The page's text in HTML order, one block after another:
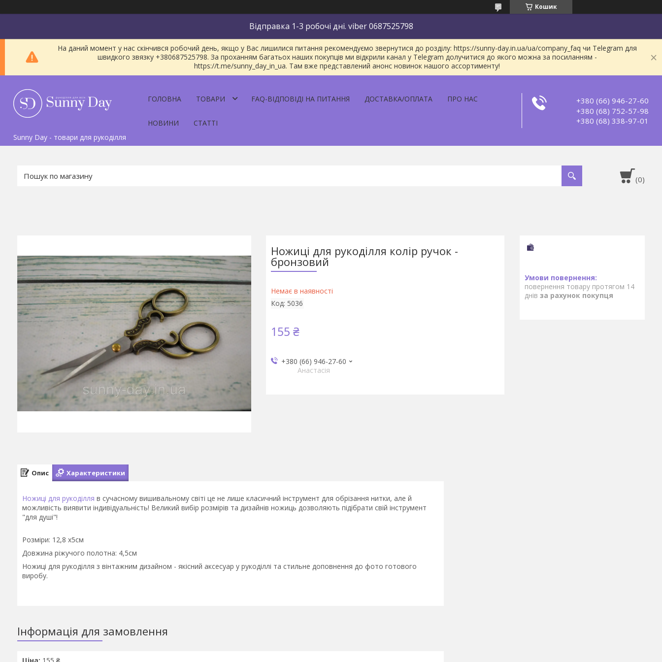
Кошик
Відправка 1-3 робочі дні. viber 0687525798
На даний момент у нас скінчився робочий день, якщо у Вас лишилися питання рекомендуємо звернутися до розділу: https://sunny-day.in.ua/ua/company_faq чи Telegram для
швидкого звязку +380687525798. За проханням багатьох наших покупців ми відкрили канал у Telegram долучитися до якого можна за посиланням -
https://t.me/sunny_day_in_ua. Там вже представлений анонс новинок нашого ассортименту!
Sunny Day - товари для рукоділля
ГОЛОВНА ТОВАРИ FAQ-ВІДПОВІДІ НА ПИТАННЯ ДОСТАВКА/ОПЛАТА ПРО НАС
НОВИНИ СТАТТІ
+380 (66) 946-27-60
+380 (68) 752-57-98
+380 (68) 338-97-01
Ножиці для рукоділля колір ручок -
бронзовий
Немає в наявності
Код: 5036
155 ₴
+380 (66) 946-27-60
Анастасія
повернення товару протягом 14
днів за рахунок покупця
Опис Характеристики
Ножиці для рукоділля в сучасному вишивальному світі це не лише класичний інструмент для обрізання нитки, але й
можливість виявити індивідуальність! Великий вибір розмірів та дизайнів ножиць дозволяють підібрати свій інструмент
"для душі"!
Розміри: 12,8 х5см
Довжина ріжучого полотна: 4,5см
Ножиці для рукоділля з вінтажним дизайном - якісний аксесуар у рукоділлі та стильне доповнення до фото готового
виробу.
Інформація для замовлення